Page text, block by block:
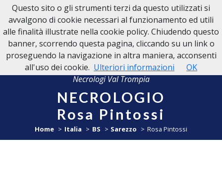
NECROLOGI VAL TROMPIA
Necrologi Val Trompia
NECROLOGIO
Rosa Pintossi
Home Italia BS Sarezzo Rosa Pintossi
Questo sito o gli strumenti terzi da questo utilizzati si
avvalgono di cookie necessari al funzionamento ed utili
alle finalità illustrate nella cookie policy. Chiudendo questo
banner, scorrendo questa pagina, cliccando su un link o
proseguendo la navigazione in altra maniera, acconsenti
all'uso dei cookie. Ulteriori informazioni OK